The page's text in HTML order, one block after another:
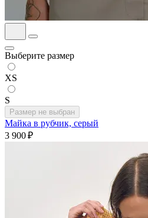
Выберите размер
XS
S
Размер не выбран
Майка в рубчик, серый
3 900 ₽